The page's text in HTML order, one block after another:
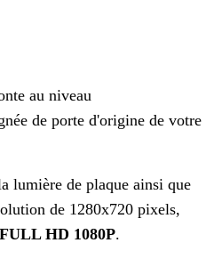
au niveau
de porte d'origine de votre
lumière de plaque ainsi que
de 1280x720 pixels,
FULL HD 1080P.